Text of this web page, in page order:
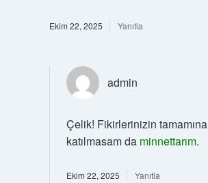
Ekim 22, 2025 Yanıtla
admin
Çelik! Fikirlerinizin tamamına
katılmasam da minnettarım.
Ekim 22, 2025 Yanıtla